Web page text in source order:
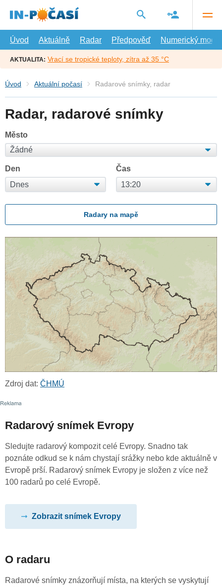
hlavní
Úvod
Aktuálně Radar Předpověď Numerický model
AKTUALITA: Vrací se tropické teploty, zítra až 35 °C
Úvod Aktuální počasí Radarové snímky, radar
Radar, radarové snímky
Město
Den Čas
Radary na mapě
Zdroj dat: ČHMÚ
Radarový snímek Evropy
Sledujte radarový kompozit celé Evropy. Snadno tak
poznáte odkud se k nám chystají srážky nebo kde aktuálně v
Evropě prší. Radarový snímek Evropy je složen z více než
100 radarů po celé Evropě.
Zobrazit snímek Evropy
O radaru
Radarové snímky znázorňují místa, na kterých se vyskytují